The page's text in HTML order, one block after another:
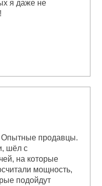
я даже не
Опытные продавцы.
шёл с
на которые
мощность,
подойдут